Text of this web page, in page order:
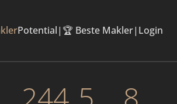
Potential| 🏆 Beste Makler| Login